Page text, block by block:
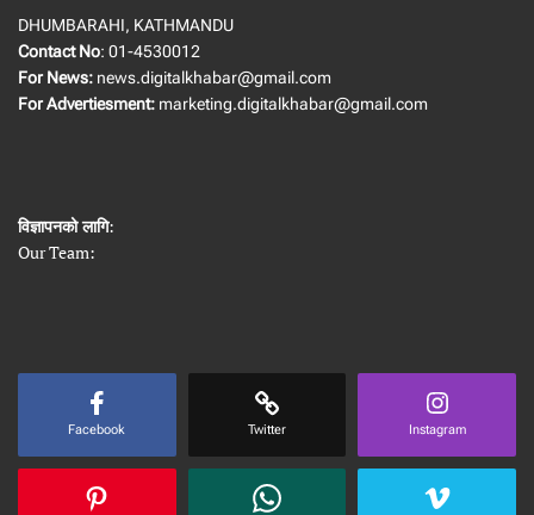
DHUMBARAHI, KATHMANDU
Contact No: 01-4530012
For News: news.digitalkhabar@gmail.com
For Advertiesment: marketing.digitalkhabar@gmail.com
विज्ञापनको लागि:
Our Team:
Facebook Twitter Instagram